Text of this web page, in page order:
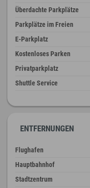
Überdachte Parkplätze
Parkplätze im Freien
E-Parkplatz
Kostenloses Parken
Privatparkplatz
Shuttle Service
ENTFERNUNGEN
Flughafen
Hauptbahnhof
Stadtzentrum